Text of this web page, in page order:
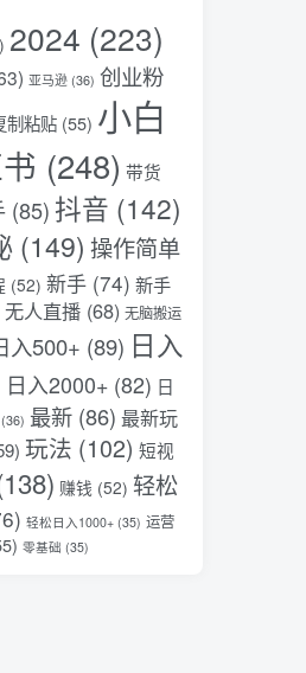
（18012期）AI脱口秀爆款玩法课：抖音注册养号+AI人物图生成+爆款视频制作，零基础快速上手起号
2024 (223)
亚马逊 (36) 创业粉
制粘贴 (55) 小白
(248) 带货
(85) 抖音 (142)
(149) 操作简单
(52) 新手 (74) 新手
无人直播 (68) 无脑搬运
入500+ (89) 日入
日入2000+ (82) 日
(36) 最新 (86) 最新玩
玩法 (102) 短视
赚钱 (52) 轻松
轻松日入1000+ (35) 运营
零基础 (35)